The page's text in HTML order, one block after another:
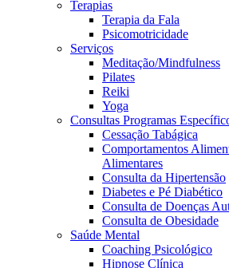
Terapias
Terapia da Fala
Psicomotricidade
Serviços
Meditação/Mindfulness
Pilates
Reiki
Yoga
Consultas Programas
Cessação Tabágica
Comportamentos
Alimentares
Consulta da Hipertensão
Diabetes e Pé Diabético
Consulta de Doenças
Consulta de Obesidade
Saúde Mental
Coaching Psicológico
Hipnose Clínica